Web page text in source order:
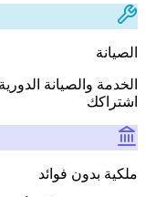
الصيانة
الخدمة والصيانة
اشتراكك
ملكية بدون فوائد